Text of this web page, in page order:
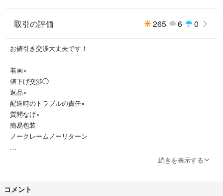
取引の評価 265 6 0
お値引き交渉大丈夫です！
着画×
値下げ交渉◯
返品×
配送時のトラブルの責任×
質問なげ×
簡易包装
ノークレームノーリターン
未使用品も沢山ありますので、ご検討ください！
続きを表示する
コメント